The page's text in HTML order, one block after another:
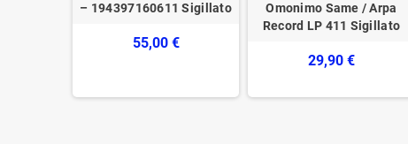
– 194397160611 Sigillato
55,00 €
Omonimo Same / Arpa
Record LP 411 Sigillato
29,90 €